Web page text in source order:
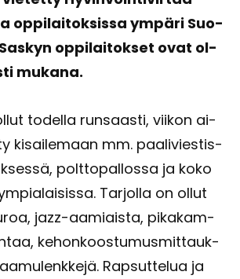
op­pi­lai­tok­sis­sa ym­pä­ri Suo­
op­pi­lai­tok­set ovat ol­
mu­ka­na.
to­del­la run­saas­ti, vii­kon ai­
ki­sai­le­maan mm. paa­li­vies­tis­
polt­to­pal­los­sa ja koko
Tar­jol­la on ollut
jazz-​aamiaista, pi­ka­kam­
ke­hon­koos­tu­mus­mit­tauk­
Rap­sut­te­lua ja